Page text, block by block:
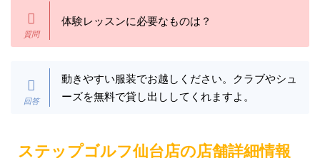
体験レッスンに必要なものは？
動きやすい服装でお越しください。クラブやシュ
ーズを無料で貸し出ししてくれますよ。
ステップゴルフ仙台店の店舗詳細情報